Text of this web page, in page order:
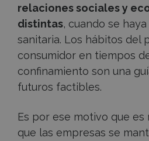
relaciones sociales y
distintas, cuando se
sanitaria. Los hábitos del
consumidor en tiempos
confinamiento son una
futuros factibles.
Es por ese motivo que es
que las empresas se